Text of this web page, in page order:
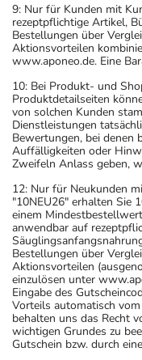
9: Nur für Kunden mit
rezeptpflichtige Artikel,
Bestellungen über
Aktionsvorteilen
www.aponeo.de. Eine
10: Bei Produkt- und
Produktdetailseiten
von solchen Kunden
Dienstleistungen
Bewertungen, bei denen
Auffälligkeiten oder
Zweifeln Anlass geben,
12: Nur für Neukunden
"10NEU26" erhalten Sie
einem
anwendbar auf
Bestellungen über
Aktionsvorteilen
einzulösen unter
Eingabe des
Vorteils automatisch
behalten uns das Recht
wichtigen Grundes zu
Gutschein bzw. durch